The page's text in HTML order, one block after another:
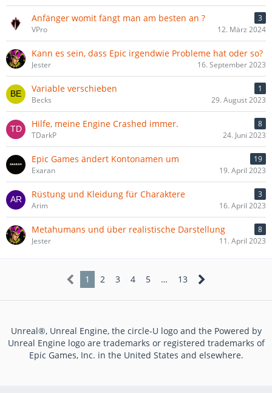
Anfänger womit fängt man am besten an ?
3
VPro
12. März 2024
Kann es sein, dass Epic irgendwie Probleme hat oder so?
Jester 16. September 2023
Variable verschieben
1
Becks
29. August 2023
Hilfe, meine Engine Crashed immer.
8
TDarkP
24. Juni 2023
Epic Games ändert Kontonamen um
19
Exaran
19. April 2023
Rüstung und Kleidung für Charaktere
3
Arim
16. April 2023
Metahumans und über realistische Darstellung
8
Jester
11. April 2023
1 2 3 4 5 … 13
Unreal®, Unreal Engine, the circle-U logo and the Powered by
Unreal Engine logo are trademarks or registered trademarks of
Epic Games, Inc. in the United States and elsewhere.